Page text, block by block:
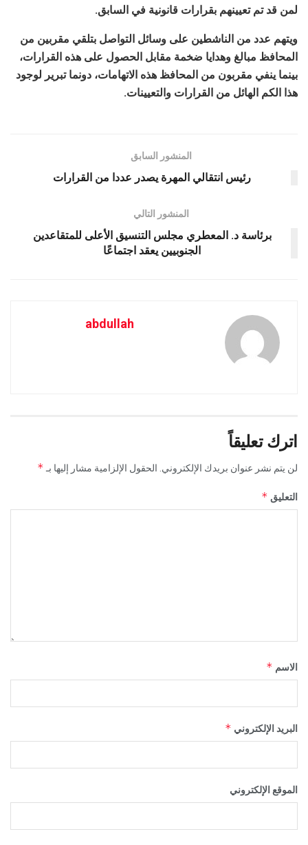
لمن قد تم تعيينهم بقرارات قانونية في السابق.
ويتهم عدد من الناشطين على وسائل التواصل بتلقي مقربين من
المحافظ مبالغ وهدايا ضخمة مقابل الحصول على هذه القرارات،
بينما ينفي مقربون من المحافظ هذه الاتهامات، دونما تبرير لوجود
هذا الكم الهائل من القرارات والتعيينات.
المنشور السابق
رئيس انتقالي المهرة يصدر عددا من القرارات
المنشور التالي
برئاسة د. المعطري مجلس التنسيق الأعلى للمتقاعدين
الجنوبيين يعقد اجتماعًا
abdullah
اترك تعليقاً
لن يتم نشر عنوان بريدك الإلكتروني. الحقول الإلزامية مشار إليها بـ*
التعليق*
الاسم*
البريد الإلكتروني*
الموقع الإلكتروني